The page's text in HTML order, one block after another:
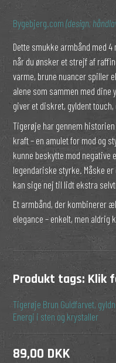
Bygebjerg.com(design,
Dette smukke armbånd med
når du ønsker et strejf af
varme, brune nuancer spiller
alene som sammen med dine
giver et diskret, gyldent
Tigerøje har gennem
kraft – en amulet for mod og
kunne beskytte mod
legendariske styrke. Måske
kan sige nej til lidt ekstra
Et armbånd, der kombinerer
elegance – enkelt, men aldrig
Produkt tags: Klik
Tigerøje Brun Guldfarvet,
Energi i sten og krystaller
89,00 DKK